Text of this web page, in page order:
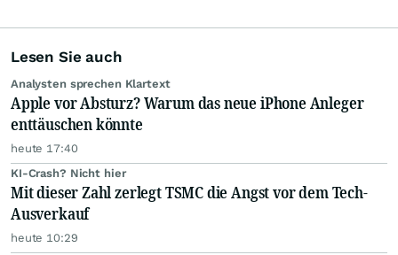
Lesen Sie auch
Analysten sprechen Klartext
Apple vor Absturz? Warum das neue iPhone Anleger
enttäuschen könnte
heute 17:40
KI-Crash? Nicht hier
Mit dieser Zahl zerlegt TSMC die Angst vor dem Tech-
Ausverkauf
heute 10:29